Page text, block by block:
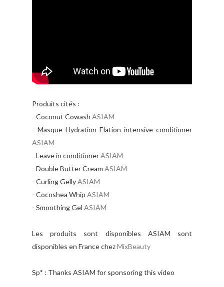
Produits cités :
- Coconut Cowash ASIAM
- Masque Hydration Elation intensive conditioner
ASIAM
- Leave in conditionerASIAM
- Double Butter Cream ASIAM
- Curling GellyASIAM
- Cocoshea Whip ASIAM
- Smoothing Gel ASIAM
Les produits sont disponibles ASIAM sont
disponibles en France chezMixBeauty
Sp* : Thanks ASIAM for sponsoring this video